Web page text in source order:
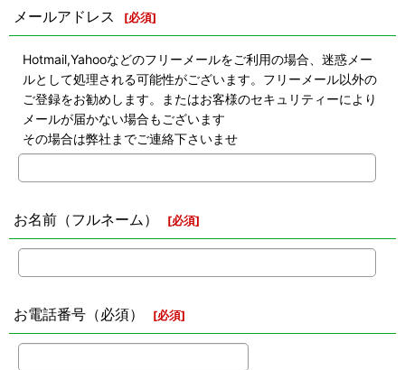
メールアドレス [必須]
Hotmail,Yahooなどのフリーメールをご利用の場合、迷惑メー
ルとして処理される可能性がございます。フリーメール以外の
ご登録をお勧めします。またはお客様のセキュリティーにより
メールが届かない場合もございます
その場合は弊社までご連絡下さいませ
お名前（フルネーム） [必須]
お電話番号（必須） [必須]